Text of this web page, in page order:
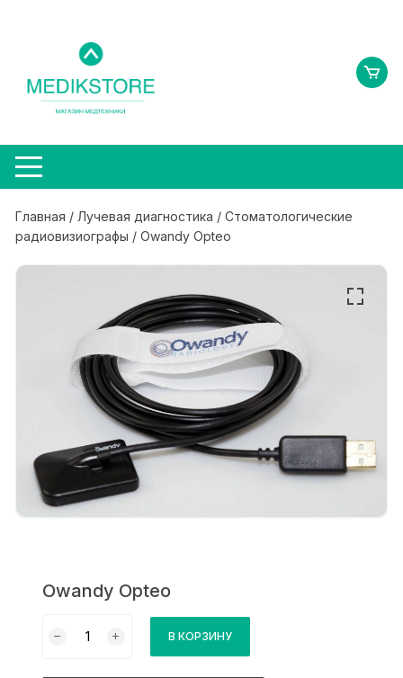
содержимому
Главная / Лучевая диагностика /Стоматологические
радиовизиографы / Owandy Opteo
Owandy Opteo
товара
В КОРЗИНУ